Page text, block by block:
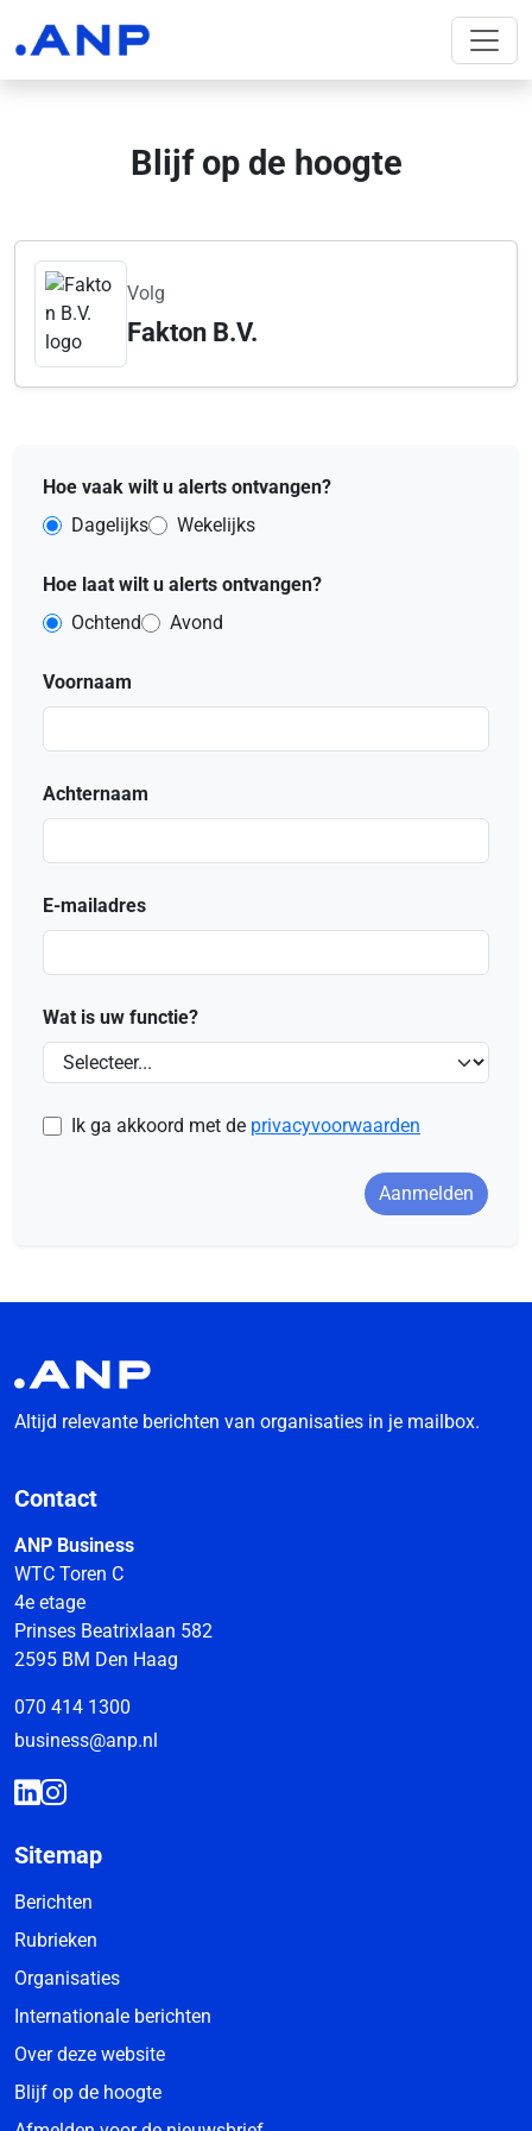
Blijf op de hoogte
Volg
Fakton B.V.
Hoe vaak wilt u alerts ontvangen?
Dagelijks
Wekelijks
Hoe laat wilt u alerts ontvangen?
Ochtend
Avond
Voornaam
Achternaam
E-mailadres
Wat is uw functie?
Ik ga akkoord met de privacyvoorwaarden
Aanmelden
Altijd relevante berichten van organisaties in je mailbox.
Contact
ANP Business
WTC Toren C
4e etage
Prinses Beatrixlaan 582
2595 BM Den Haag
070 414 1300
business@anp.nl
Sitemap
Berichten
Rubrieken
Organisaties
Internationale berichten
Over deze website
Blijf op de hoogte